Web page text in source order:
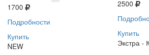
1700
Подробности
Купить
NEW
2500
Купить
Экстра -